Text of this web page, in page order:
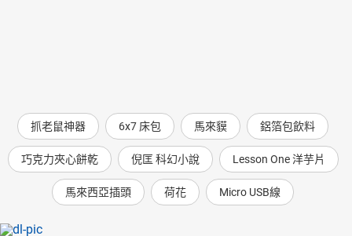
抓老鼠神器 6x7 床包 馬來貘 鋁箔包飲料
巧克力夾心餅乾 倪匡 科幻小說 Lesson One 洋芋片
馬來西亞插頭 荷花 Micro USB線